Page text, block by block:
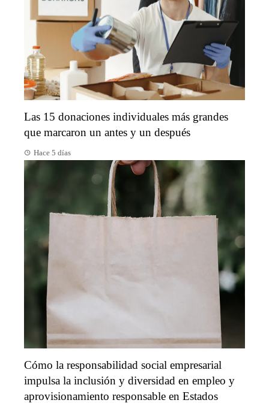
Las 15 donaciones individuales más grandes
que marcaron un antes y un después
Hace 5 días
Cómo la responsabilidad social empresarial
impulsa la inclusión y diversidad en empleo y
aprovisionamiento responsable en Estados